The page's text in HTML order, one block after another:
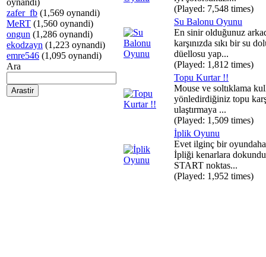
oynandi)
zafer_fb (1,569 oynandi)
MeRT (1,560 oynandi)
ongun (1,286 oynandi)
ekodzayn (1,223 oynandi)
emre546 (1,095 oynandi)
Ara
(Played: 7,548 times)
Su Balonu Oyunu
En sinir olduğunuz
karşınızda sıkı bir su
düellosu yap...
(Played: 1,812 times)
Topu Kurtar !!
Mouse ve soltıklama
yönledirdiğiniz topu
ulaştırmaya ...
(Played: 1,509 times)
İplik Oyunu
Evet ilginç bir
İpliği kenarlara
START noktas...
(Played: 1,952 times)